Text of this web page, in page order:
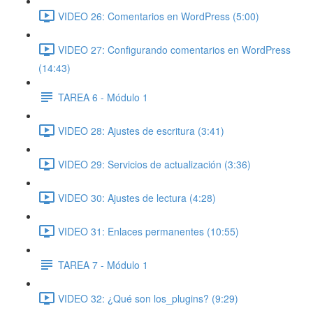
VIDEO 26: Comentarios en WordPress (5:00)
VIDEO 27: Configurando comentarios en WordPress
(14:43)
TAREA 6 - Módulo 1
VIDEO 28: Ajustes de escritura (3:41)
VIDEO 29: Servicios de actualización (3:36)
VIDEO 30: Ajustes de lectura (4:28)
VIDEO 31: Enlaces permanentes (10:55)
TAREA 7 - Módulo 1
VIDEO 32: ¿Qué son los_plugins? (9:29)